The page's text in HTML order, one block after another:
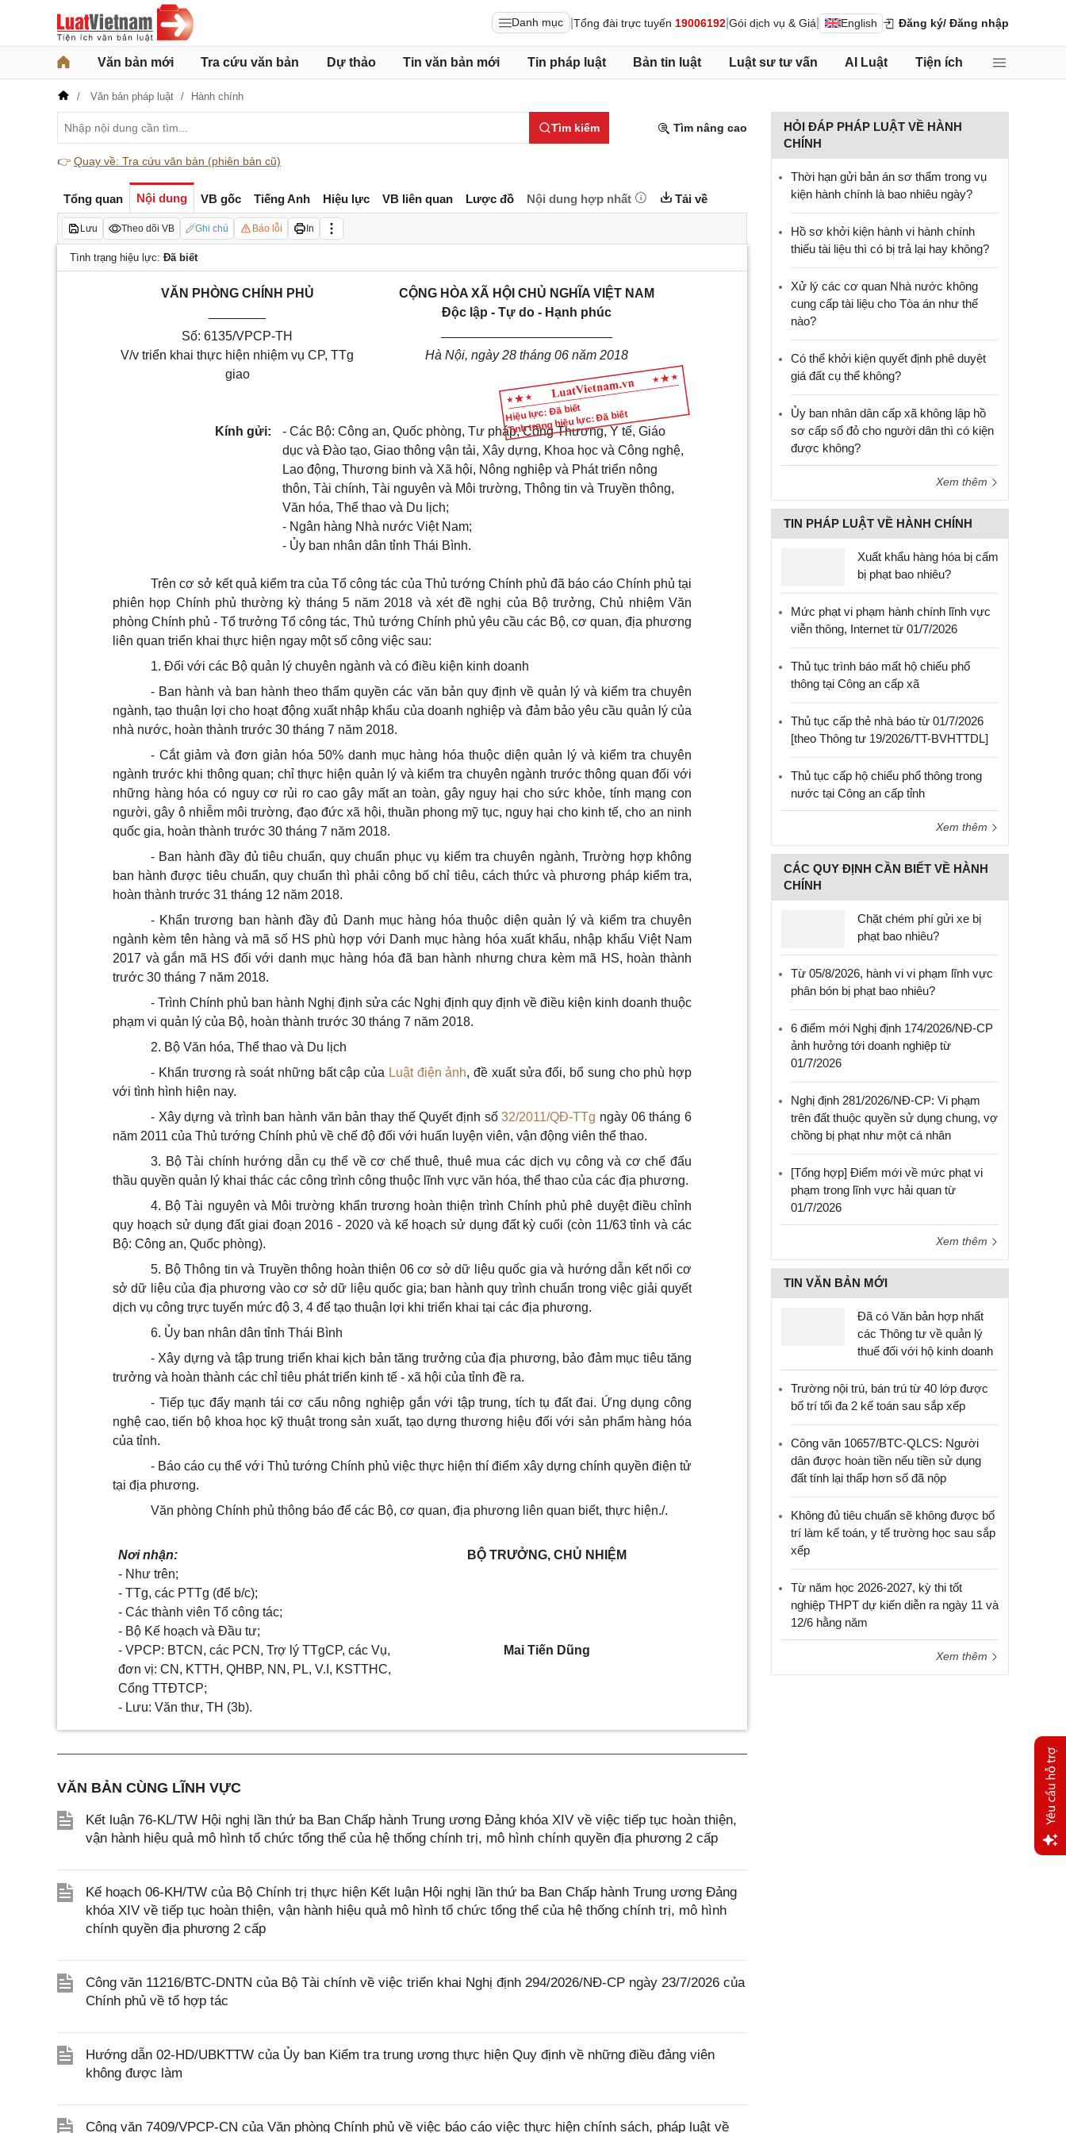
Danh mục Tổng đài trực tuyến 19006192 Gói dịch vụ & Giá English Đăng ký/ Đăng nhập
Văn bản mới Tra cứu văn bản Dự thảo Tin văn bản mới Tin pháp luật Bản tin luật Luật sư tư vấn AI Luật Tiện ích
Văn bản pháp luật Hành chính
Tìm kiếm Tìm nâng cao
👉 Quay về: Tra cứu văn bản (phiên bản cũ)
Tổng quan Nội dung VB gốc Tiếng Anh Hiệu lực VB liên quan Lược đồ Nội dung hợp nhất Tải về
Lưu Theo dõi VB Ghi chú Báo lỗi In
Tình trạng hiệu lực: Đã biết
Hiệu lực: Đã biết
Tình trạng hiệu lực: Đã biết
VĂN PHÒNG CHÍNH PHỦ
Số: 6135/VPCP-TH
V/v triển khai thực hiện nhiệm vụ CP, TTg
giao
CỘNG HÒA XÃ HỘI CHỦ NGHĨA VIỆT NAM
Độc lập - Tự do - Hạnh phúc
Hà Nội, ngày 28 tháng 06 năm 2018
Kính gửi:
- Các Bộ: Công an, Quốc phòng, Tư pháp, Công Thương, Y tế, Giáo
dục và Đào tạo, Giao thông vận tải, Xây dựng, Khoa học và Công nghệ,
Lao động, Thương binh và Xã hội, Nông nghiệp và Phát triển nông
thôn, Tài chính, Tài nguyên và Môi trường, Thông tin và Truyền thông,
Văn hóa, Thể thao và Du lịch;
- Ngân hàng Nhà nước Việt Nam;
- Ủy ban nhân dân tỉnh Thái Bình.
Trên cơ sở kết quả kiểm tra của Tổ công tác của Thủ tướng Chính phủ đã báo cáo Chính phủ tại
phiên họp Chính phủ thường kỳ tháng 5 năm 2018 và xét đề nghị của Bộ trưởng, Chủ nhiệm Văn
phòng Chính phủ - Tổ trưởng Tổ công tác, Thủ tướng Chính phủ yêu cầu các Bộ, cơ quan, địa phương
liên quan triển khai thực hiện ngay một số công việc sau:
1. Đối với các Bộ quản lý chuyên ngành và có điều kiện kinh doanh
- Ban hành và ban hành theo thẩm quyền các văn bản quy định về quản lý và kiểm tra chuyên
ngành, tạo thuận lợi cho hoạt động xuất nhập khẩu của doanh nghiệp và đảm bảo yêu cầu quản lý của
nhà nước, hoàn thành trước 30 tháng 7 năm 2018.
- Cắt giảm và đơn giản hóa 50% danh mục hàng hóa thuộc diện quản lý và kiểm tra chuyên
ngành trước khi thông quan; chỉ thực hiện quản lý và kiểm tra chuyên ngành trước thông quan đối với
những hàng hóa có nguy cơ rủi ro cao gây mất an toàn, gây nguy hại cho sức khỏe, tính mạng con
người, gây ô nhiễm môi trường, đạo đức xã hội, thuần phong mỹ tục, nguy hại cho kinh tế, cho an ninh
quốc gia, hoàn thành trước 30 tháng 7 năm 2018.
- Ban hành đầy đủ tiêu chuẩn, quy chuẩn phục vụ kiểm tra chuyên ngành, Trường hợp không
ban hành được tiêu chuẩn, quy chuẩn thì phải công bố chỉ tiêu, cách thức và phương pháp kiểm tra,
hoàn thành trước 31 tháng 12 năm 2018.
- Khẩn trương ban hành đầy đủ Danh mục hàng hóa thuộc diện quản lý và kiểm tra chuyên
ngành kèm tên hàng và mã số HS phù hợp với Danh mục hàng hóa xuất khẩu, nhập khẩu Việt Nam
2017 và gắn mã HS đối với danh mục hàng hóa đã ban hành nhưng chưa kèm mã HS, hoàn thành
trước 30 tháng 7 năm 2018.
- Trình Chính phủ ban hành Nghị định sửa các Nghị định quy định về điều kiện kinh doanh thuộc
phạm vi quản lý của Bộ, hoàn thành trước 30 tháng 7 năm 2018.
2. Bộ Văn hóa, Thể thao và Du lịch
- Khẩn trương rà soát những bất cập của Luật điện ảnh, đề xuất sửa đổi, bổ sung cho phù hợp
với tình hình hiện nay.
- Xây dựng và trình ban hành văn bản thay thế Quyết định số32/2011/QĐ-TTg ngày 06 tháng 6
năm 2011 của Thủ tướng Chính phủ về chế độ đối với huấn luyện viên, vận động viên thể thao.
3. Bộ Tài chính hướng dẫn cụ thể về cơ chế thuê, thuê mua các dịch vụ công và cơ chế đấu
thầu quyền quản lý khai thác các công trình công thuộc lĩnh vực văn hóa, thể thao của các địa phương.
4. Bộ Tài nguyên và Môi trường khẩn trương hoàn thiện trình Chính phủ phê duyệt điều chỉnh
quy hoạch sử dụng đất giai đoạn 2016 - 2020 và kế hoạch sử dụng đất kỳ cuối (còn 11/63 tỉnh và các
Bộ: Công an, Quốc phòng).
5. Bộ Thông tin và Truyền thông hoàn thiện 06 cơ sở dữ liệu quốc gia và hướng dẫn kết nối cơ
sở dữ liệu của địa phương vào cơ sở dữ liệu quốc gia; ban hành quy trình chuẩn trong việc giải quyết
dịch vụ công trực tuyến mức độ 3, 4 để tạo thuận lợi khi triển khai tại các địa phương.
6. Ủy ban nhân dân tỉnh Thái Bình
- Xây dựng và tập trung triển khai kịch bản tăng trưởng của địa phương, bảo đảm mục tiêu tăng
trưởng và hoàn thành các chỉ tiêu phát triển kinh tế - xã hội của tỉnh đề ra.
- Tiếp tục đẩy mạnh tái cơ cấu nông nghiệp gắn với tập trung, tích tụ đất đai. Ứng dụng công
nghệ cao, tiến bộ khoa học kỹ thuật trong sản xuất, tạo dựng thương hiệu đối với sản phẩm hàng hóa
của tỉnh.
- Báo cáo cụ thể với Thủ tướng Chính phủ việc thực hiện thí điểm xây dựng chính quyền điện tử
tại địa phương.
Văn phòng Chính phủ thông báo để các Bộ, cơ quan, địa phương liên quan biết, thực hiện./.
Nơi nhận:
- Như trên;
- TTg, các PTTg (để b/c);
- Các thành viên Tổ công tác;
- Bộ Kế hoạch và Đầu tư;
- VPCP: BTCN, các PCN, Trợ lý TTgCP, các Vụ,
đơn vị: CN, KTTH, QHBP, NN, PL, V.I, KSTTHC,
Cổng TTĐTCP;
- Lưu: Văn thư, TH (3b).
BỘ TRƯỞNG, CHỦ NHIỆM
Mai Tiến Dũng
VĂN BẢN CÙNG LĨNH VỰC
Kết luận 76-KL/TW Hội nghị lần thứ ba Ban Chấp hành Trung ương Đảng khóa XIV về việc tiếp tục hoàn thiện,
vận hành hiệu quả mô hình tổ chức tổng thể của hệ thống chính trị, mô hình chính quyền địa phương 2 cấp
Kế hoạch 06-KH/TW của Bộ Chính trị thực hiện Kết luận Hội nghị lần thứ ba Ban Chấp hành Trung ương Đảng
khóa XIV về tiếp tục hoàn thiện, vận hành hiệu quả mô hình tổ chức tổng thể của hệ thống chính trị, mô hình
chính quyền địa phương 2 cấp
Công văn 11216/BTC-DNTN của Bộ Tài chính về việc triển khai Nghị định 294/2026/NĐ-CP ngày 23/7/2026 của
Chính phủ về tổ hợp tác
Hướng dẫn 02-HD/UBKTTW của Ủy ban Kiểm tra trung ương thực hiện Quy định về những điều đảng viên
không được làm
Công văn 7409/VPCP-CN của Văn phòng Chính phủ về việc báo cáo việc thực hiện chính sách, pháp luật về
HỎI ĐÁP PHÁP LUẬT VỀ HÀNH
CHÍNH
Thời hạn gửi bản án sơ thẩm trong vụ
kiện hành chính là bao nhiêu ngày?
Hồ sơ khởi kiện hành vi hành chính
thiếu tài liệu thì có bị trả lại hay không?
Xử lý các cơ quan Nhà nước không
cung cấp tài liệu cho Tòa án như thế
nào?
Có thể khởi kiện quyết định phê duyệt
giá đất cụ thể không?
Ủy ban nhân dân cấp xã không lập hồ
sơ cấp sổ đỏ cho người dân thì có kiện
được không?
Xem thêm
TIN PHÁP LUẬT VỀ HÀNH CHÍNH
Xuất khẩu hàng hóa bị cấm
bị phạt bao nhiêu?
Mức phạt vi phạm hành chính lĩnh vực
viễn thông, Internet từ 01/7/2026
Thủ tục trình báo mất hộ chiếu phổ
thông tại Công an cấp xã
Thủ tục cấp thẻ nhà báo từ 01/7/2026
[theo Thông tư 19/2026/TT-BVHTTDL]
Thủ tục cấp hộ chiếu phổ thông trong
nước tại Công an cấp tỉnh
Xem thêm
CÁC QUY ĐỊNH CẦN BIẾT VỀ HÀNH
CHÍNH
Chặt chém phí gửi xe bị
phạt bao nhiêu?
Từ 05/8/2026, hành vi vi phạm lĩnh vực
phân bón bị phạt bao nhiêu?
6 điểm mới Nghị định 174/2026/NĐ-CP
ảnh hưởng tới doanh nghiệp từ
01/7/2026
Nghị định 281/2026/NĐ-CP: Vi phạm
trên đất thuộc quyền sử dụng chung, vợ
chồng bị phạt như một cá nhân
[Tổng hợp] Điểm mới về mức phạt vi
phạm trong lĩnh vực hải quan từ
01/7/2026
Xem thêm
TIN VĂN BẢN MỚI
Đã có Văn bản hợp nhất
các Thông tư về quản lý
thuế đối với hộ kinh doanh
Trường nội trú, bán trú từ 40 lớp được
bố trí tối đa 2 kế toán sau sắp xếp
Công văn 10657/BTC-QLCS: Người
dân được hoàn tiền nếu tiền sử dụng
đất tính lại thấp hơn số đã nộp
Không đủ tiêu chuẩn sẽ không được bố
trí làm kế toán, y tế trường học sau sắp
xếp
Từ năm học 2026-2027, kỳ thi tốt
nghiệp THPT dự kiến diễn ra ngày 11 và
12/6 hằng năm
Xem thêm